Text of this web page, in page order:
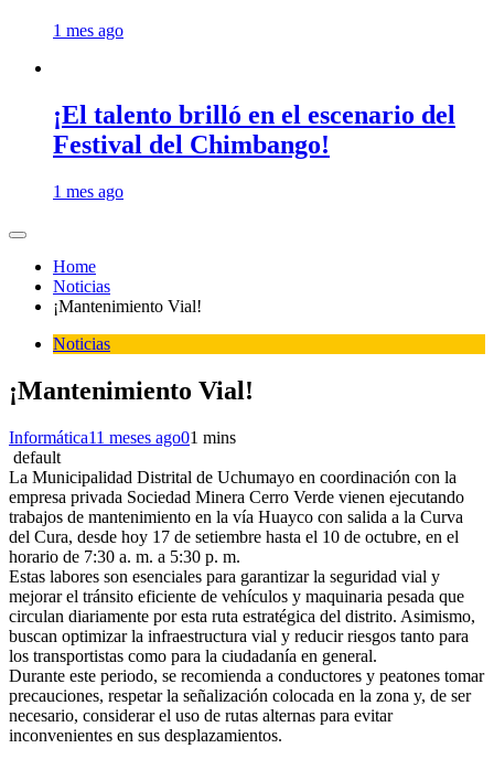
1 mes ago
¡El talento brilló en el escenario del
Festival del Chimbango!
1 mes ago
Home
Noticias
¡Mantenimiento Vial!
Noticias
¡Mantenimiento Vial!
Informática11 meses ago01 mins
default
La Municipalidad Distrital de Uchumayo en coordinación con la
empresa privada Sociedad Minera Cerro Verde vienen ejecutando
trabajos de mantenimiento en la vía Huayco con salida a la Curva
del Cura, desde hoy 17 de setiembre hasta el 10 de octubre, en el
horario de 7:30 a. m. a 5:30 p. m.
Estas labores son esenciales para garantizar la seguridad vial y
mejorar el tránsito eficiente de vehículos y maquinaria pesada que
circulan diariamente por esta ruta estratégica del distrito. Asimismo,
buscan optimizar la infraestructura vial y reducir riesgos tanto para
los transportistas como para la ciudadanía en general.
Durante este periodo, se recomienda a conductores y peatones tomar
precauciones, respetar la señalización colocada en la zona y, de ser
necesario, considerar el uso de rutas alternas para evitar
inconvenientes en sus desplazamientos.